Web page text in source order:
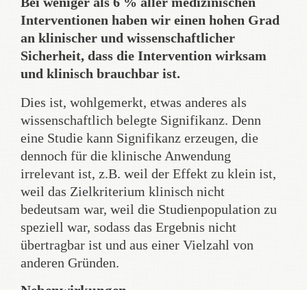
Interventionen haben wir einen hohen Grad
an klinischer und wissenschaftlicher
Sicherheit, dass die Intervention wirksam
und klinisch brauchbar ist.
Dies ist, wohlgemerkt, etwas anderes als
wissenschaftlich belegte Signifikanz. Denn
eine Studie kann Signifikanz erzeugen, die
dennoch für die klinische Anwendung
irrelevant ist, z.B. weil der Effekt zu klein ist,
weil das Zielkriterium klinisch nicht
bedeutsam war, weil die Studienpopulation zu
speziell war, sodass das Ergebnis nicht
übertragbar ist und aus einer Vielzahl von
anderen Gründen.